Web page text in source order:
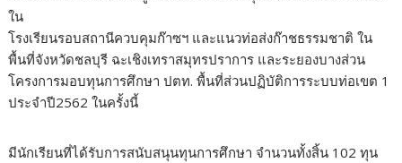
ใน
โรงเรียนรอบสถานีควบคุมก๊าซฯ และแนวท่อส่งก๊าชธรรมชาติ ใน
พื้นที่จังหวัดชลบุรี ฉะเชิงเทราสมุทรปราการ และระยองบางส่วน
โครงการมอบทุนการศึกษา ปตท. พื้นที่ส่วนปฏิบัติการระบบท่อเขต 1
ประจำปี2562 ในครั้งนี้
มีนักเรียนที่ได้รับการสนับสนุนทุนการศึกษา จำนวนทั้งสิ้น 102 ทุน